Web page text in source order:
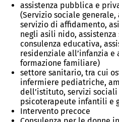
assistenza pubblica e
(Servizio sociale generale,
servizio di affidamento,
negli asili nido,
consulenza educativa,
residenziale all’infanzia
formazione familiare)
settore sanitario, tra cui
infermiere pediatriche,
dell’istituto, servizi
psicoterapeute infantili e
Intervento precoce